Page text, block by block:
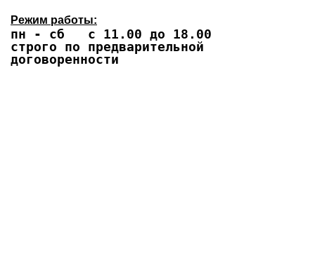
Режим работы:
пн - сб с 11.00 до 18.00
строго по предварительной
договоренности